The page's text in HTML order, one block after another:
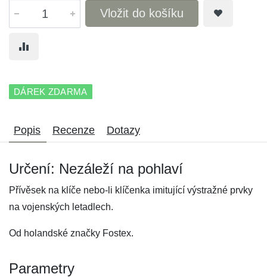
Vložit do košíku
DÁREK ZDARMA
Popis Recenze Dotazy
Určení: Nezáleží na pohlaví
Přívěsek na klíče nebo-li klíčenka imitující výstražné prvky
na vojenských letadlech.
Od holandské značky Fostex.
Parametry